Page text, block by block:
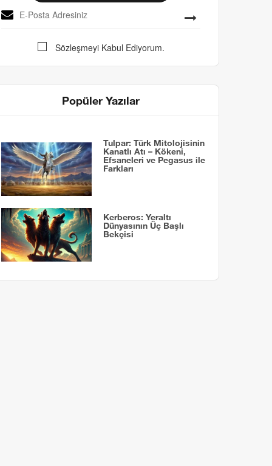
Sözleşmeyi Kabul Ediyorum.
Popüler Yazılar
Tulpar: Türk Mitolojisinin
Kanatlı Atı – Kökeni,
Efsaneleri ve Pegasus ile
Farkları
Kerberos: Yeraltı
Dünyasının Üç Başlı
Bekçisi